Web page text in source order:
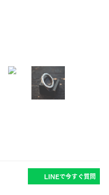
LINEで今すぐ質問